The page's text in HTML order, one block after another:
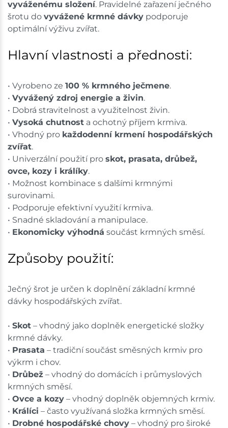
vyváženému složení. Pravidelné zařazení ječného
šrotu do vyvážené krmné dávky podporuje
optimální výživu zvířat.
Hlavní vlastnosti a přednosti:
• Vyrobeno ze 100 % krmného ječmene.
• Vyvážený zdroj energie a živin.
• Dobrá stravitelnost a využitelnost živin.
• Vysoká chutnost a ochotný příjem krmiva.
• Vhodný pro každodenní krmení hospodářských
zvířat.
• Univerzální použití pro skot, prasata, drůbež,
ovce, kozy i králíky.
• Možnost kombinace s dalšími krmnými
surovinami.
• Podporuje efektivní využití krmiva.
• Snadné skladování a manipulace.
• Ekonomicky výhodná součást krmných směsí.
Způsoby použití:
Ječný šrot je určen k doplnění základní krmné
dávky hospodářských zvířat.
• Skot – vhodný jako doplněk energetické složky
krmné dávky.
• Prasata – tradiční součást směsných krmiv pro
výkrm i chov.
• Drůbež – vhodný do domácích i průmyslových
krmných směsí.
• Ovce a kozy – vhodný doplněk objemných krmiv.
• Králíci – často využívaná složka krmných směsí.
• Drobné hospodářské chovy – vhodný pro široké